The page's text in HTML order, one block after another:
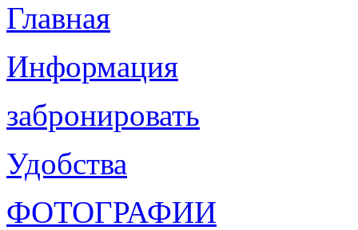
Главная
Информация
забронировать
Удобства
ФОТОГРАФИИ